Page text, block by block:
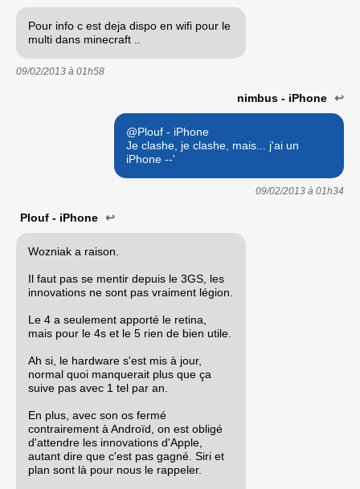
Pour info c est deja dispo en wifi pour le
multi dans minecraft ..
09/02/2013 à 01h58
nimbus - iPhone ↩
@Plouf - iPhone
Je clashe, je clashe, mais... j'ai un
iPhone --'
09/02/2013 à 01h34
Plouf - iPhone ↩
Wozniak a raison.
Il faut pas se mentir depuis le 3GS, les
innovations ne sont pas vraiment légion.
Le 4 a seulement apporté le retina,
mais pour le 4s et le 5 rien de bien utile.
Ah si, le hardware s'est mis à jour,
normal quoi manquerait plus que ça
suive pas avec 1 tel par an.
En plus, avec son os fermé
contrairement à Androïd, on est obligé
d'attendre les innovations d'Apple,
autant dire que c'est pas gagné. Siri et
plan sont là pour nous le rappeler.